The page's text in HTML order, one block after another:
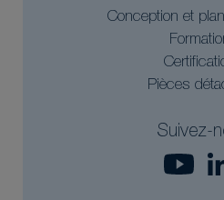
Conception et
Pièces
Suivez-